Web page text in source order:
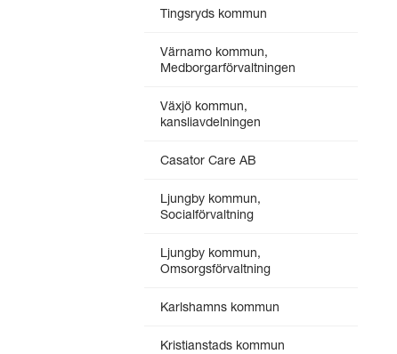
Tingsryds kommun
Värnamo kommun,
Medborgarförvaltningen
Växjö kommun,
kansliavdelningen
Casator Care AB
Ljungby kommun,
Socialförvaltning
Ljungby kommun,
Omsorgsförvaltning
Karlshamns kommun
Kristianstads kommun